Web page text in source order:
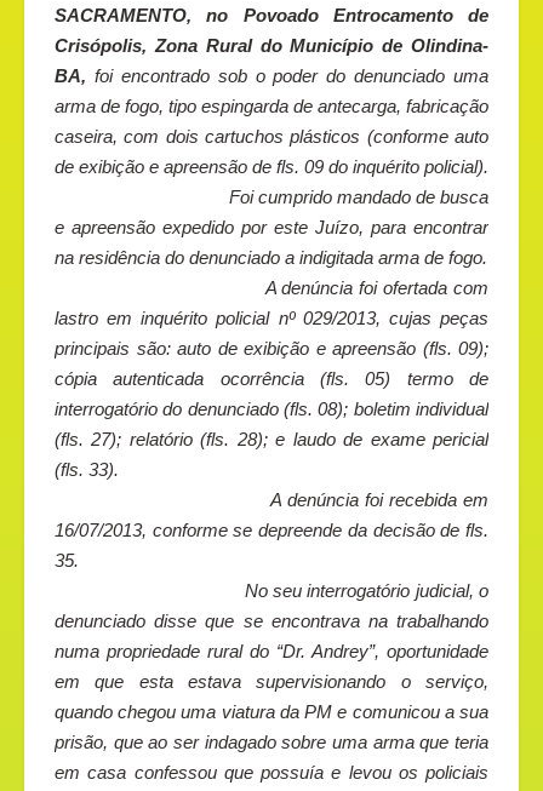
SACRAMENTO, no Povoado Entrocamento de
Crisópolis, Zona Rural do Município de Olindina-
BA, foi encontrado sob o poder do denunciado uma
arma de fogo, tipo espingarda de antecarga, fabricação
caseira, com dois cartuchos plásticos (conforme auto
de exibição e apreensão de fls. 09 do inquérito policial).
Foi cumprido mandado de busca
e apreensão expedido por este Juízo, para encontrar
na residência do denunciado a indigitada arma de fogo.
A denúncia foi ofertada com
lastro em inquérito policial nº 029/2013, cujas peças
principais são: auto de exibição e apreensão (fls. 09);
cópia autenticada ocorrência (fls. 05) termo de
interrogatório do denunciado (fls. 08); boletim individual
(fls. 27); relatório (fls. 28); e laudo de exame pericial
(fls. 33).
A denúncia foi recebida em
16/07/2013, conforme se depreende da decisão de fls.
35.
No seu interrogatório judicial, o
denunciado disse que se encontrava na trabalhando
numa propriedade rural do “Dr. Andrey”, oportunidade
em que esta estava supervisionando o serviço,
quando chegou uma viatura da PM e comunicou a sua
prisão, que ao ser indagado sobre uma arma que teria
em casa confessou que possuía e levou os policiais